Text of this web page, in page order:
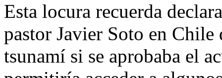
Esta locura recuerda
pastor Javier Soto en
tsunamí si se aprobaba el